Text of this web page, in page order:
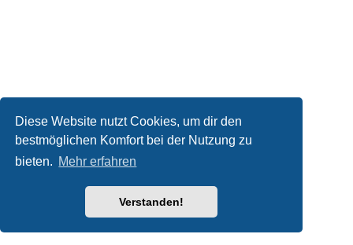
Diese Website nutzt Cookies, um dir den
bestmöglichen Komfort bei der Nutzung zu
bieten. Mehr erfahren
Verstanden!